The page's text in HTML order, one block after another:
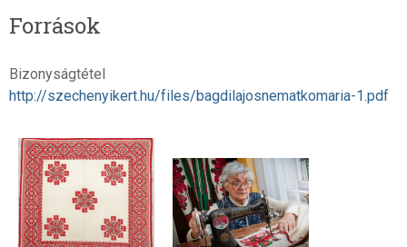
Források
Bizonyságtétel
http://szechenyikert.hu/files/bagdilajosnematkomaria-1.pdf